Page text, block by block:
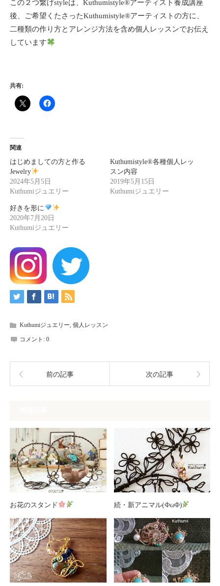
この２つ繋げstyleは、Kuthumistyle®️アーティスト養成講座
後、ご希望くたさったKuthumistyle®️アーティストの方に、
二種類の作り方とアレンジ方法を含め個人レッスンでお伝え
しています
共有:
関連
はじめましての方と作る
Jewelry
2024年5月5日
Kuthumiジュエリー
Kuthumistyle®各種個人レッ
スン内容
2019年5月15日
Kuthumiジュエリー
好きを形に
2020年7月20日
Kuthumiジュエリー
Kuthumiジュエリー, 個人レッスン
コメント: 0
前の記事 次の記事
お花のスタンド 続・新アニマル(ФωФ)